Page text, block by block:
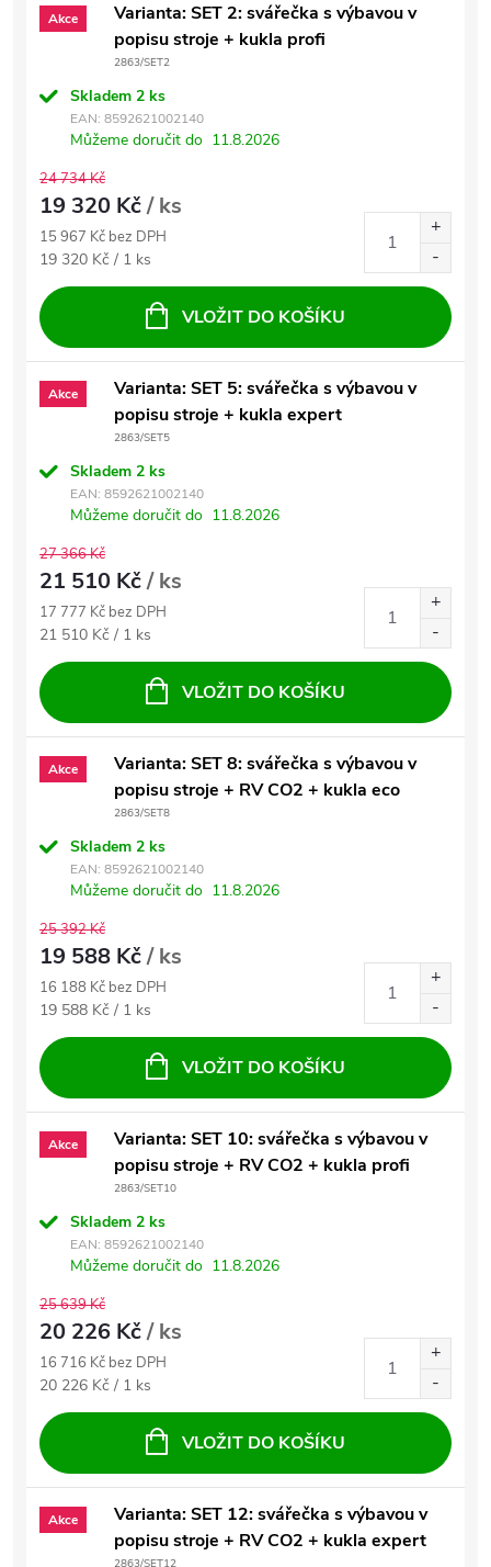
Akce
Varianta: SET 2: svářečka s výbavou v
popisu stroje + kukla profi
2863/SET2
Skladem 2 ks
EAN: 8592621002140
Můžeme doručit do 11.8.2026
24 734 Kč
19 320 Kč/ ks
15 967 Kč bez DPH
Měrná cena:
19 320 Kč / 1 ks
VLOŽIT DO KOŠÍKU
Akce
Varianta: SET 5: svářečka s výbavou v
popisu stroje + kukla expert
2863/SET5
Skladem 2 ks
EAN: 8592621002140
Můžeme doručit do 11.8.2026
27 366 Kč
21 510 Kč/ ks
17 777 Kč bez DPH
Měrná cena:
21 510 Kč / 1 ks
VLOŽIT DO KOŠÍKU
Akce
Varianta: SET 8: svářečka s výbavou v
popisu stroje + RV CO2 + kukla eco
2863/SET8
Skladem 2 ks
EAN: 8592621002140
Můžeme doručit do 11.8.2026
25 392 Kč
19 588 Kč/ ks
16 188 Kč bez DPH
Měrná cena:
19 588 Kč / 1 ks
VLOŽIT DO KOŠÍKU
Akce
Varianta: SET 10: svářečka s výbavou v
popisu stroje + RV CO2 + kukla profi
2863/SET10
Skladem 2 ks
EAN: 8592621002140
Můžeme doručit do 11.8.2026
25 639 Kč
20 226 Kč/ ks
16 716 Kč bez DPH
Měrná cena:
20 226 Kč / 1 ks
VLOŽIT DO KOŠÍKU
Akce
Varianta: SET 12: svářečka s výbavou v
popisu stroje + RV CO2 + kukla expert
2863/SET12